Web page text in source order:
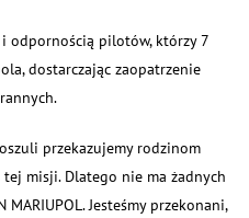
odpornością pilotów, którzy 7
dostarczając zaopatrzenie
przekazujemy rodzinom
misji. Dlatego nie ma żadnych
Jesteśmy przekonani,